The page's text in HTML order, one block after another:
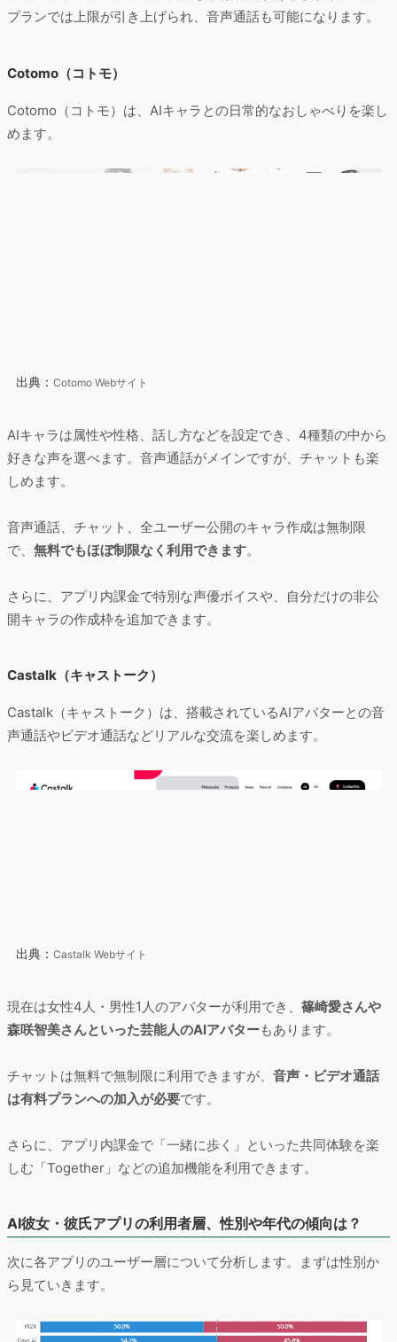
プランでは上限が引き上げられ、音声通話も可能になります。
Cotomo（コトモ）
Cotomo（コトモ）は、AIキャラとの日常的なおしゃべりを楽し
めます。
出典： Cotomo Webサイト
AIキャラは属性や性格、話し方などを設定でき、4種類の中から
好きな声を選べます。音声通話がメインですが、チャットも楽
しめます。
音声通話、チャット、全ユーザー公開のキャラ作成は無制限
で、 無料でもほぼ制限なく利用できます。
さらに、アプリ内課金で特別な声優ボイスや、自分だけの非公
開キャラの作成枠を追加できます。
Castalk（キャストーク）
Castalk（キャストーク）は、搭載されているAIアバターとの音
声通話やビデオ通話などリアルな交流を楽しめます。
出典： Castalk Webサイト
現在は女性4人・男性1人のアバターが利用でき、 篠崎愛さんや
森咲智美さんといった芸能人のAIアバターもあります。
チャットは無料で無制限に利用できますが、 音声・ビデオ通話
は有料プランへの加入が必要です。
さらに、アプリ内課金で「一緒に歩く」といった共同体験を楽
しむ「Together」などの追加機能を利用できます。
AI彼女・彼氏アプリの利用者層、性別や年代の傾向は？
次に各アプリのユーザー層について分析します。まずは性別か
ら見ていきます。